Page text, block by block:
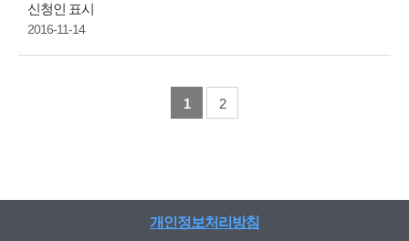
신청인 표시
2016-11-14
1 2
개인정보처리방침